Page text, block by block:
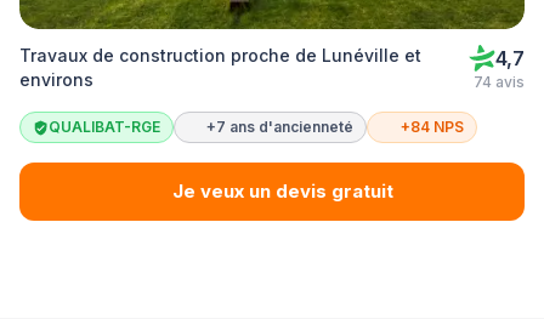
Travaux de construction proche de Lunéville et
environs
4,7
74 avis
QUALIBAT-RGE +7 ans d'ancienneté +84 NPS
Je veux un devis gratuit